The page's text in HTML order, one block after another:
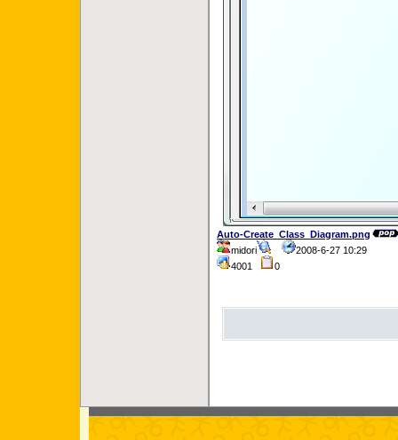
Auto-Create_Class_Diagram.png
midori
2008-6-27 10:29
4001
0